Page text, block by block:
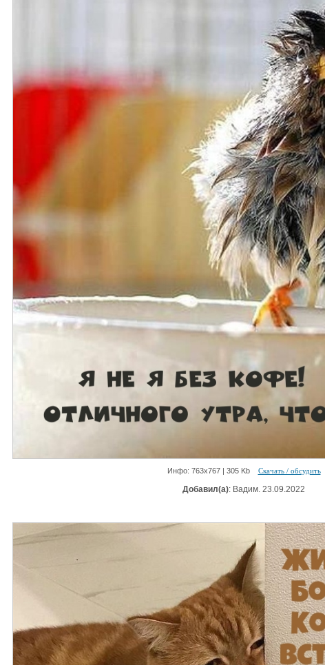
Инфо: 763х767 | 305 Kb Скачать / обсудить
Добавил(а): Вадим. 23.09.2022